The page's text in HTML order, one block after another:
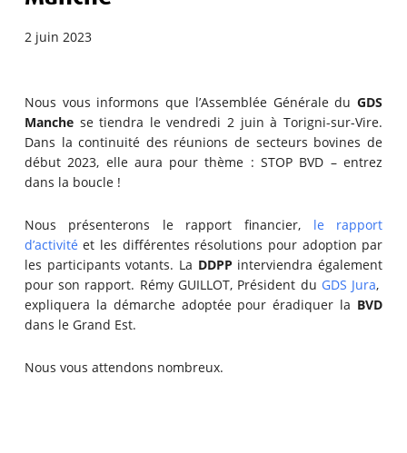
2 juin 2023
Nous vous informons que l’Assemblée Générale duGDS
Manche se tiendra le vendredi 2 juin à Torigni-sur-Vire.
Dans la continuité des réunions de secteurs bovines de
début 2023, elle aura pour thème : STOP BVD – entrez
dans la boucle !
Nous présenterons le rapport financier, le rapport
d’activité et les différentes résolutions pour adoption par
les participants votants. La DDPP interviendra également
pour son rapport. Rémy GUILLOT, Président du GDS Jura,
expliquera la démarche adoptée pour éradiquer la BVD
dans le Grand Est.
Nous vous attendons nombreux.